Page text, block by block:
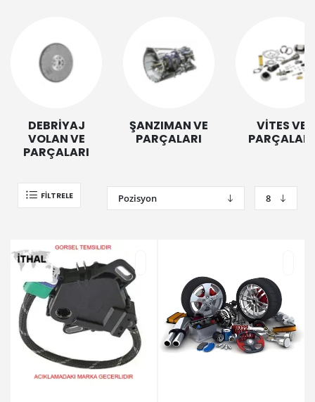
DEBRİYAJ
VOLAN VE
PARÇALARI
ŞANZIMAN VE
PARÇALARI
VİTES VE
PARÇALARI
FILTRELE